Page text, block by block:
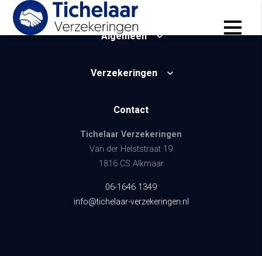
Algemeen
Verzekeringen
Contact
Tichelaar Verzekeringen
Van der Helststraat 19
1816 CS Alkmaar
06-1646 1349
info@tichelaar-verzekeringen.nl